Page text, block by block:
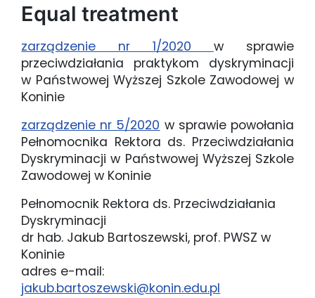
Equal treatment
zarządzenie nr 1/2020 w sprawie
przeciwdziałania praktykom dyskryminacji
w Państwowej Wyższej Szkole Zawodowej w
Koninie
zarządzenie nr 5/2020 w sprawie powołania
Pełnomocnika Rektora ds. Przeciwdziałania
Dyskryminacji w Państwowej Wyższej Szkole
Zawodowej w Koninie
Pełnomocnik Rektora ds. Przeciwdziałania
Dyskryminacji
dr hab. Jakub Bartoszewski, prof. PWSZ w
Koninie
adres e-mail:
jakub.bartoszewski@konin.edu.pl